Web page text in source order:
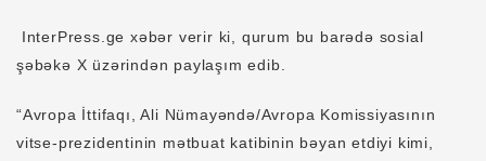
InterPress.ge xəbər verir ki, qurum bu barədə sosial
şəbəkə X üzərindən paylaşım edib.
“Avropa İttifaqı, Ali Nümayəndə/Avropa Komissiyasının
vitse-prezidentinin mətbuat katibinin bəyan etdiyi kimi,